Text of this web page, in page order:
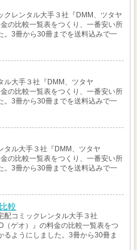
クレンタル大手３社『DMM、ツタヤ
の比較一覧表をつくり、一番安い所
。3冊から30冊までを送料込みで一
ル大手３社『DMM、ツタヤ
の比較一覧表をつくり、一番安い所
。3冊から30冊までを送料込みで一
タル大手３社『DMM、ツタヤ
の比較一覧表をつくり、一番安い所
。3冊から30冊までを送料込みで一
較
配コミックレンタル大手３社
（ゲオ）』の料金の比較一覧表をつ
るようにしました。3冊から30冊ま